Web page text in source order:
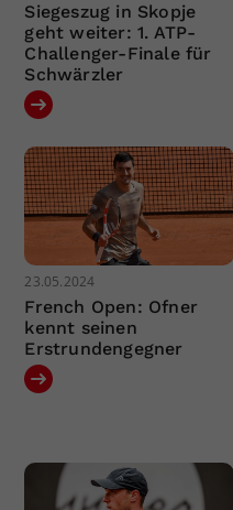
Siegeszug in Skopje
geht weiter: 1. ATP-
Challenger-Finale für
Schwärzler
23.05.2024
French Open: Ofner
kennt seinen
Erstrundengegner